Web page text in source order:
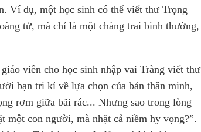
Ví dụ, một học sinh có thể viết thư Trọng
tử, mà chỉ là một chàng trai bình thường,
viên cho học sinh nhập vai Tràng viết thư
bạn tri kỉ về lựa chọn của bản thân mình,
rơm giữa bãi rác... Nhưng sao trong lòng
một con người, mà nhặt cả niềm hy vọng?”.